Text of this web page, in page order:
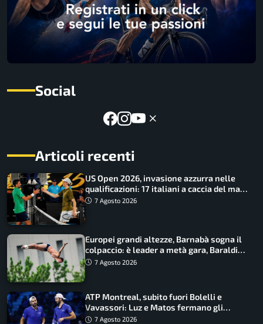
Social
Articoli recenti
US Open 2026, invasione azzurra nelle
qualificazioni: 17 italiani a caccia del main
draw7 Agosto 2026
Europei grandi altezze, Barnabà sogna il
colpaccio: è leader a metà gara, Baraldi
ancora in corsa
7 Agosto 2026
ATP Montreal, subito fuori Bolelli e
Vavassori: Luz e Matos fermano gli
azzurri
7 Agosto 2026